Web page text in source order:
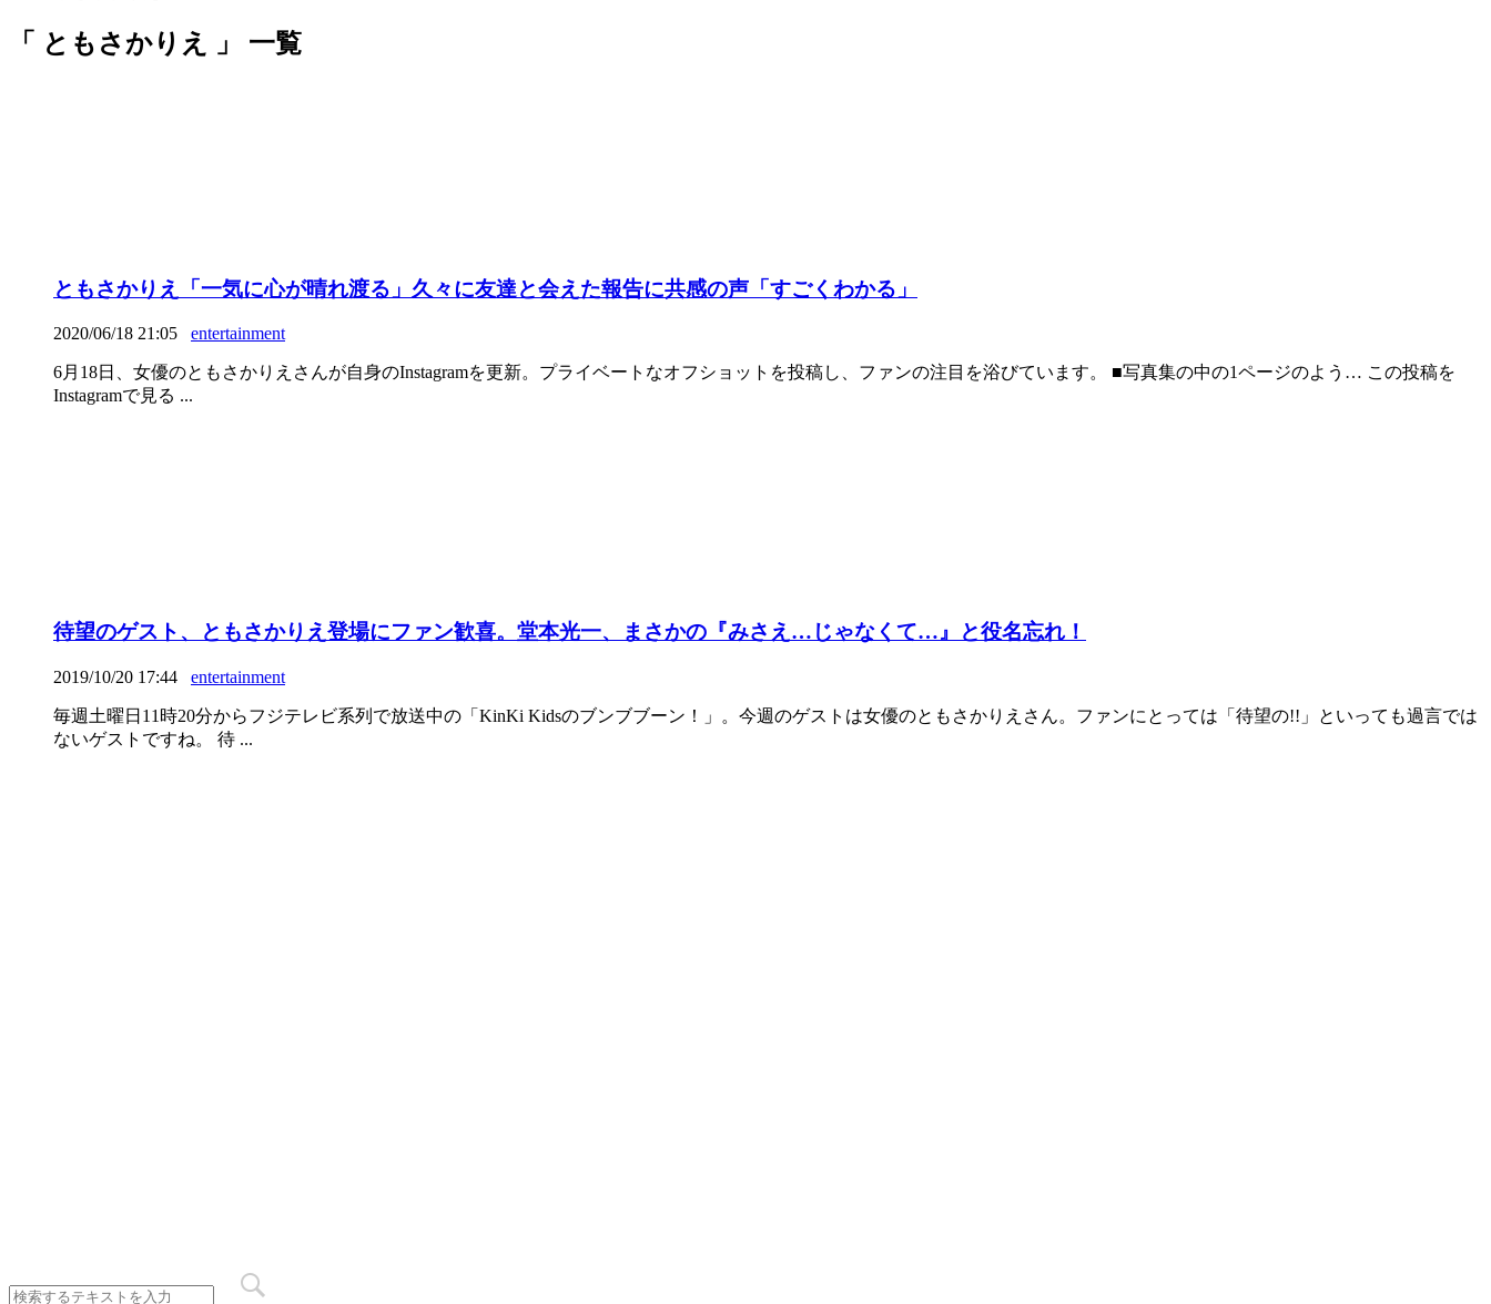
「 ともさかりえ 」 一覧
ともさかりえ「一気に心が晴れ渡る」久々に友達と会えた報告に共感の声「すごくわかる」
2020/06/18 21:05 entertainment
6月18日、女優のともさかりえさんが自身のInstagramを更新。プライベートなオフショットを投稿し、ファンの注目を浴びています。 ■写真集の中の1ページのよう… この投稿を
Instagramで見る ...
待望のゲスト、ともさかりえ登場にファン歓喜。堂本光一、まさかの『みさえ…じゃなくて…』と役名忘れ！
2019/10/20 17:44 entertainment
毎週土曜日11時20分からフジテレビ系列で放送中の「KinKi Kidsのブンブブーン！」。今週のゲストは女優のともさかりえさん。ファンにとっては「待望の!!」といっても過言では
ないゲストですね。 待 ...